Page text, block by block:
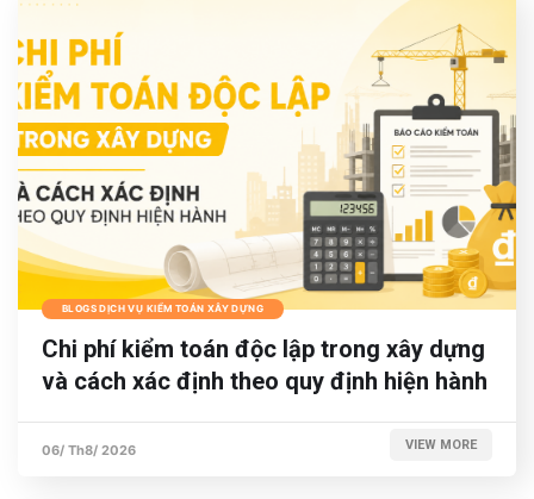
BLOGS DỊCH VỤ KIỂM TOÁN XÂY DỰNG
Chi phí kiểm toán độc lập trong xây dựng
và cách xác định theo quy định hiện hành
06/ Th8/ 2026 VIEW MORE